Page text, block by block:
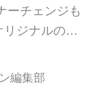
ーチェンジも
リジナルの
のがポイン
ヨタ パッソ
および京都
編集部